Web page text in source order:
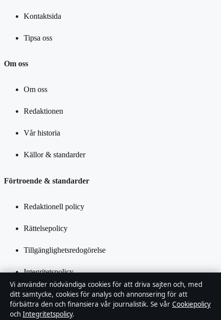
Kontaktsida
Tipsa oss
Om oss
Om oss
Redaktionen
Vår historia
Källor & standarder
Förtroende & standarder
Redaktionell policy
Rättelsepolicy
Tillgänglighetsredogörelse
Integritetspolicy
Kändisar & integritet
Vi använder nödvändiga cookies för att driva sajten och, med
ditt samtycke, cookies för analys och annonsering för att
förbättra den och finansiera vår journalistik. Se vår Cookiepolicy
och Integritetspolicy.